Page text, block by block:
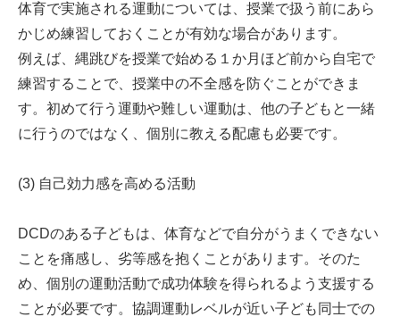
体育で実施される運動については、授業で扱う前にあら
かじめ練習しておくことが有効な場合があります。
例えば、縄跳びを授業で始める１か月ほど前から自宅で
練習することで、授業中の不全感を防ぐことができま
す。初めて行う運動や難しい運動は、他の子どもと一緒
に行うのではなく、個別に教える配慮も必要です。
(3) 自己効力感を高める活動
DCDのある子どもは、体育などで自分がうまくできない
ことを痛感し、劣等感を抱くことがあります。そのた
め、個別の運動活動で成功体験を得られるよう支援する
ことが必要です。協調運動レベルが近い子ども同士での